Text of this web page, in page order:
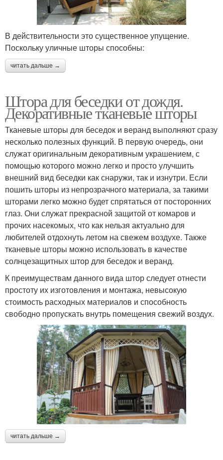
В действительности это существенное упущение.
Поскольку уличные шторы способны:
читать дальше →
Штора для беседки от дождя.
Декоративные тканевые шторы
Тканевые шторы для беседок и веранд выполняют сразу
несколько полезных функций. В первую очередь, они
служат оригинальным декоративным украшением, с
помощью которого можно легко и просто улучшить
внешний вид беседки как снаружи, так и изнутри. Если
пошить шторы из непрозрачного материала, за такими
шторами легко можно будет спрятаться от посторонних
глаз. Они служат прекрасной защитой от комаров и
прочих насекомых, что как нельзя актуально для
любителей отдохнуть летом на свежем воздухе. Также
тканевые шторы можно использовать в качестве
солнцезащитных штор для беседок и веранд.
К преимуществам данного вида штор следует отнести
простоту их изготовления и монтажа, невысокую
стоимость расходных материалов и способность
свободно пропускать внутрь помещения свежий воздух.
читать дальше →